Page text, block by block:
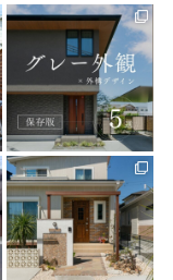
land_garden
18 0
land_garden
24 0